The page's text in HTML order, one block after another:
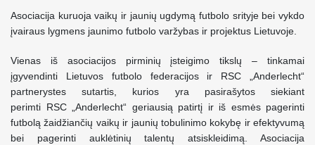
Asociacija kuruoja vaikų ir jaunių ugdymą futbolo srityje bei vykdo
įvairaus lygmens jaunimo futbolo varžybas ir projektus Lietuvoje.
Vienas iš asociacijos pirminių įsteigimo tikslų – tinkamai
įgyvendinti Lietuvos futbolo federacijos ir RSC „Anderlecht“
partnerystes sutartis, kurios yra pasirašytos siekiant
perimti RSC „Anderlecht“ geriausią patirtį ir iš esmės pagerinti
futbolą žaidžiančių vaikų ir jaunių tobulinimo kokybę ir efektyvumą
bei pagerinti auklėtinių talentų atsiskleidimą. Asociacija